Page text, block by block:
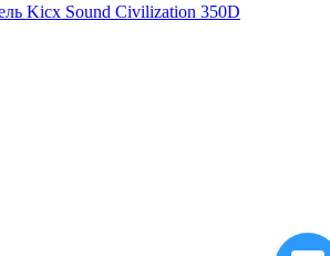
Kicx Sound Civilization 350D